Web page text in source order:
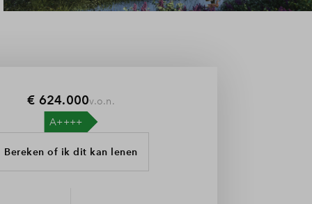
€ 624.000v.o.n.
Bereken of ik dit kan lenen